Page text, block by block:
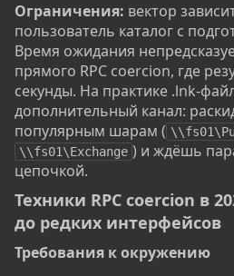
Ограничения: вектор
пользователь каталог с
Время ожидания
прямого RPC coercion, где
секунды. На практике .lnk-
дополнительный канал:
популярным шарам (
\\fs01\Exchange ) и ждёшь
цепочкой.
Техники RPC coercion в
до редких интерфейсов​
Требования к окружению​